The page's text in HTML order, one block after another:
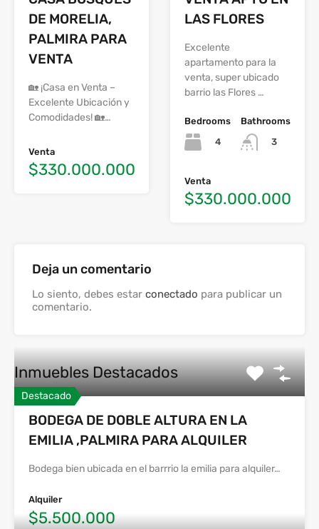
DE MORELIA,
PALMIRA PARA
VENTA
🏡 ¡Casa en Venta –
Excelente Ubicación y
Comodidades! 🏡…
Venta
$330.000.000
LAS FLORES
Excelente
apartamento para la
venta, super ubicado
barrio las Flores …
Bedrooms
4
Bathrooms
3
Venta
$330.000.000
Deja un comentario
Lo siento, debes estar conectado para publicar un
comentario.
Inmuebles Destacados
Destacado
BODEGA DE DOBLE ALTURA EN LA
EMILIA ,PALMIRA PARA ALQUILER
Bodega bien ubicada en el barrrio la emilia para alquiler…
Alquiler
$5.500.000